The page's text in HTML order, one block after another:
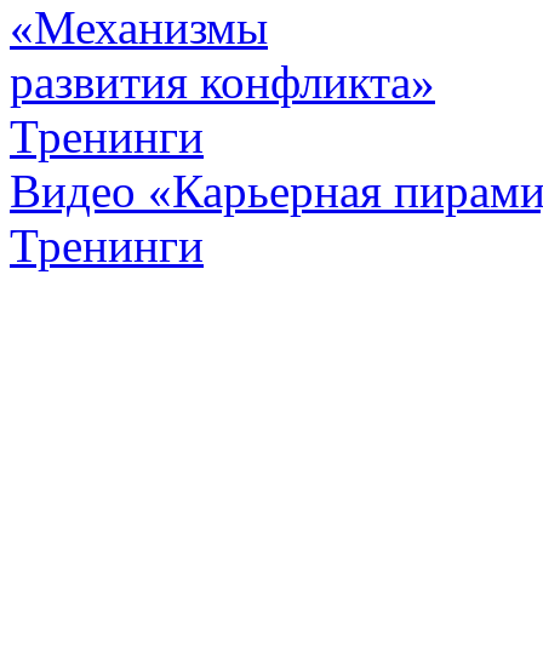
«Механизмы
развития конфликта»
Тренинги
Видео «Карьерная
Тренинги